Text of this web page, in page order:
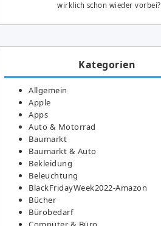
wirklich schon wieder vorbei?
Kategorien
Allgemein
Apple
Apps
Auto & Motorrad
Baumarkt
Baumarkt & Auto
Bekleidung
Beleuchtung
BlackFridayWeek2022-Amazon
Bücher
Bürobedarf